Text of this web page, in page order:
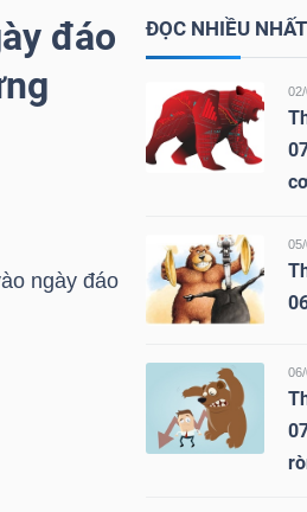
đáo
ngày đáo
ĐỌC NHIỀU NHẤT